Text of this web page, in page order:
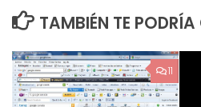
TAMBIÉN TE PODRÍA
11